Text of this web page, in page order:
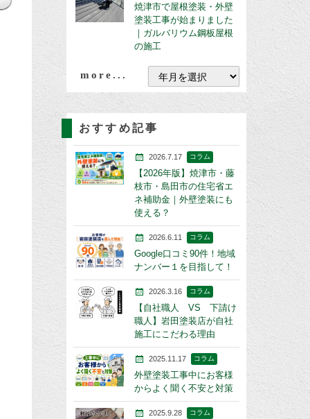
焼津市で屋根塗装・外壁
塗装工事が始まりました
｜ガルバリウム鋼板屋根
の施工
more...
おすすめ記事
2026.7.17 コラム
【2026年版】焼津市・藤
枝市・島田市の住宅省エ
ネ補助金｜外壁塗装にも
使える？
2026.6.11 コラム
Google口コミ90件！地域
ナンバー１を目指して！
2026.3.16 コラム
【自社職人 VS 下請け
職人】岩田塗装店が自社
施工にこだわる理由
2025.11.17 コラム
外壁塗装工事中にお客様
からよく聞く不安と対策
2025.9.28 コラム